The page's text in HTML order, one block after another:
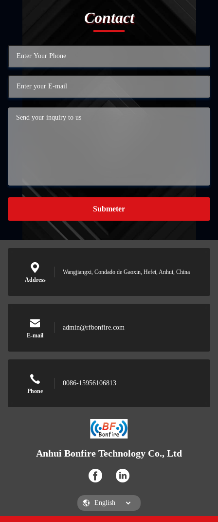
Contact
Submeter
Address
Wangjiangxi, Condado de Gaoxin, Hefei, Anhui, China
E-mail
admin@rfbonfire.com
Phone
0086-15956106813
Anhui Bonfire Technology Co., Ltd